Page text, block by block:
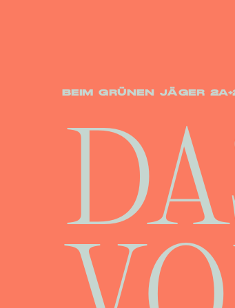
BEIM GRÜNEN JÄGER